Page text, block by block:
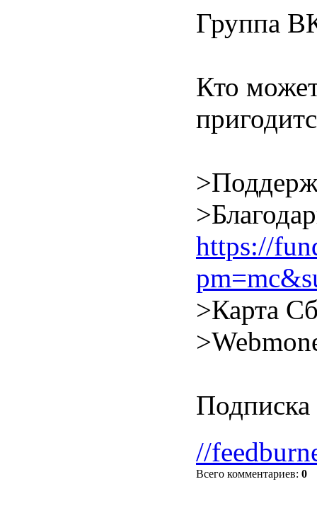
Группа
Кто
https://
>Карта
Подписка
//
Всего комментариев: 0